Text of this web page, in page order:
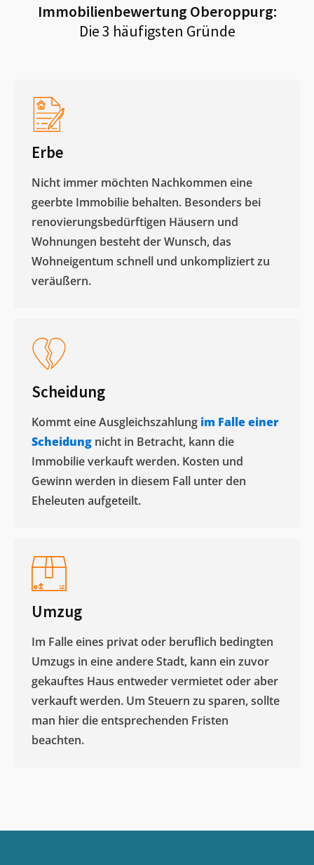
Immobilienbewertung Oberoppurg:
Die 3 häufigsten Gründe
Erbe
Nicht immer möchten Nachkommen eine
geerbte Immobilie behalten. Besonders bei
renovierungsbedürftigen Häusern und
Wohnungen besteht der Wunsch, das
Wohneigentum schnell und unkompliziert zu
veräußern. ​
Scheidung
Kommt eine Ausgleichszahlung im Falle einer
Scheidung nicht in Betracht, kann die
Immobilie verkauft werden. Kosten und
Gewinn werden in diesem Fall unter den
Eheleuten aufgeteilt.​
Umzug
Im Falle eines privat oder beruflich bedingten
Umzugs in eine andere Stadt, kann ein zuvor
gekauftes Haus entweder vermietet oder aber
verkauft werden. Um Steuern zu sparen, sollte
man hier die entsprechenden Fristen
beachten.